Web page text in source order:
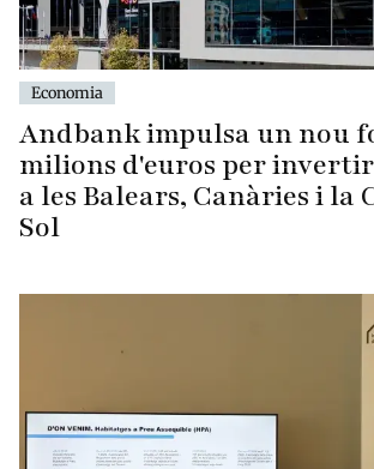
Economia
Andbank impulsa un nou
milions d'euros per
a les Balears, Canàries i la
Sol